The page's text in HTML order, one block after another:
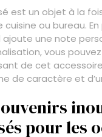
est un objet à la
cuisine ou bureau.
ajoute une note
vous
de cet
de caractère et
pour les